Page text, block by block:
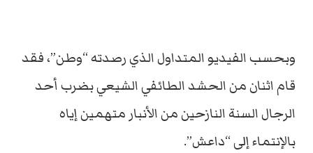
وبحسب الفيديو المتداول الذي رصدته “وطن”، فقد
قام اثنان من الحشد الطائفي الشيعي بضرب أحد
الرجال السنة النازحين من الأنبار متهمين إياه
بالإنتماء إلى “داعش”.